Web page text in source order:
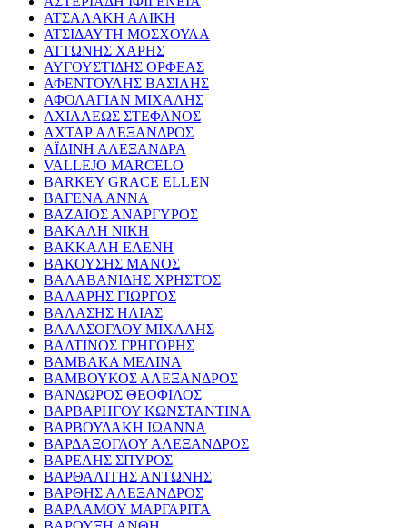
ΑΤΣΑΛΑΚΗ ΑΛΙΚΗ
ΑΤΣΙΔΑΥΤΗ ΜΟΣΧΟΥΛΑ
ΑΤΤΩΝΗΣ ΧΑΡΗΣ
ΑΥΓΟΥΣΤΙΔΗΣ ΟΡΦΕΑΣ
ΑΦΕΝΤΟΥΛΗΣ ΒΑΣΙΛΗΣ
ΑΦΟΛΑΓΙΑΝ ΜΙΧΑΛΗΣ
ΑΧΙΛΛΕΩΣ ΣΤΕΦΑΝΟΣ
ΑΧΤΑΡ ΑΛΕΞΑΝΔΡΟΣ
ΑΪΔΙΝΗ ΑΛΕΞΑΝΔΡΑ
VALLEJO MARCELO
BARKEY GRACE ELLEN
ΒΑΓΕΝΑ ΑΝΝΑ
ΒΑΖΑΙΟΣ ΑΝΑΡΓΥΡΟΣ
ΒΑΚΑΛΗ ΝΙΚΗ
ΒΑΚΚΑΛΗ ΕΛΕΝΗ
ΒΑΚΟΥΣΗΣ ΜΑΝΟΣ
ΒΑΛΑΒΑΝΙΔΗΣ ΧΡΗΣΤΟΣ
ΒΑΛΑΡΗΣ ΓΙΩΡΓΟΣ
ΒΑΛΑΣΗΣ ΗΛΙΑΣ
ΒΑΛΑΣΟΓΛΟΥ ΜΙΧΑΛΗΣ
ΒΑΛΤΙΝΟΣ ΓΡΗΓΟΡΗΣ
ΒΑΜΒΑΚΑ ΜΕΛΙΝΑ
ΒΑΜΒΟΥΚΟΣ ΑΛΕΞΑΝΔΡΟΣ
ΒΑΝΔΩΡΟΣ ΘΕΟΦΙΛΟΣ
ΒΑΡΒΑΡΗΓΟΥ ΚΩΝΣΤΑΝΤΙΝΑ
ΒΑΡΒΟΥΔΑΚΗ ΙΩΑΝΝΑ
ΒΑΡΔΑΞΟΓΛΟΥ ΑΛΕΞΑΝΔΡΟΣ
ΒΑΡΕΛΗΣ ΣΠΥΡΟΣ
ΒΑΡΘΑΛΙΤΗΣ ΑΝΤΩΝΗΣ
ΒΑΡΘΗΣ ΑΛΕΞΑΝΔΡΟΣ
ΒΑΡΛΑΜΟΥ ΜΑΡΓΑΡΙΤΑ